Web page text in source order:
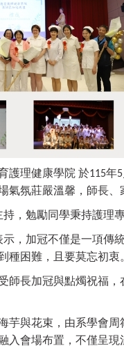
護理健康學院 於115年5
氣氛莊嚴溫馨，師長
持，勉勵同學秉持護理
示，加冠不僅是一項傳
種困難，且要莫忘初衷
師長加冠與點燭祝福
芋與花束，由系學會
入會場布置，不僅呈